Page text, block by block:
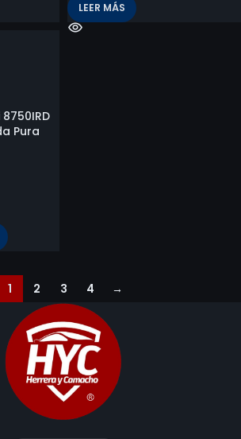
LEER MÁS
Pura
1 2 3 4 →